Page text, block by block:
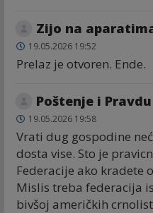
Zijo na
19.05.2026 19:52
Prelaz je otvoren. Ende.
Poštenje i
19.05.2026 19:58
Vrati dug gospodine
dosta vise. Sto je
Federacije ako kradete
Mislis treba federacija
bivšoj američkih